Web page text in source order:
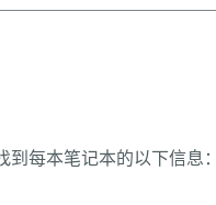
每本笔记本的以下信息：